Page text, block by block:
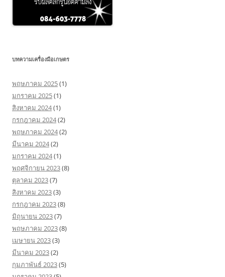
บทความเครื่องมือเกษตร
พฤษภาคม 2025(1)
มกราคม 2025(1)
สิงหาคม 2024(1)
กรกฎาคม 2024(2)
พฤษภาคม 2024(2)
มีนาคม 2024(2)
มกราคม 2024(1)
พฤศจิกายน 2023(8)
ตุลาคม 2023(7)
สิงหาคม 2023(3)
กรกฎาคม 2023(8)
มิถุนายน 2023(7)
พฤษภาคม 2023(8)
เมษายน 2023(3)
มีนาคม 2023(2)
กุมภาพันธ์ 2023(5)